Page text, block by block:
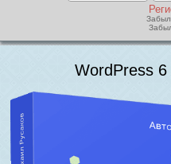
WordPress